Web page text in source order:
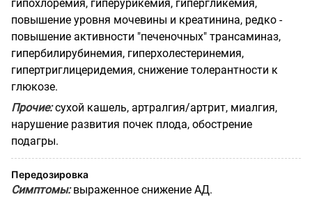
гипохлоремия, гиперурикемия, гипергликемия,
повышение уровня мочевины и креатинина, редко -
повышение активности "печеночных" трансаминаз,
гипербилирубинемия, гиперхолестеринемия,
гипертриглицеридемия, снижение толерантности к
глюкозе.
Прочие:сухой кашель, артралгия/артрит, миалгия,
нарушение развития почек плода, обострение
подагры.
Передозировка
Симптомы:выраженное снижение АД.